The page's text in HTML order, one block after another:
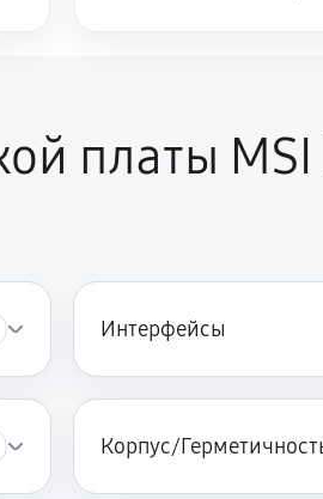
платы MSI
Интерфейсы
Корпус/